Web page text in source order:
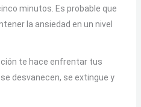
minutos. Es probable que
la ansiedad en un nivel
te hace enfrentar tus
desvanecen, se extingue y